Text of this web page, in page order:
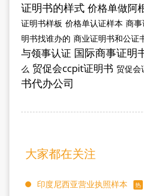
证明书的样式 价格单做阿
证明书样板 价格单认证样本 商
明书找谁办的 商业证明书和公证
与领事认证 国际商事证明
么 贸促会ccpit证明书 贸促会
书代办公司
大家都在关注
印度尼西亚营业执照样本 热